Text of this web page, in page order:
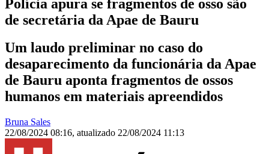
Polícia apura se fragmentos de osso são
de secretária da Apae de Bauru
Um laudo preliminar no caso do
desaparecimento da funcionária da Apae
de Bauru aponta fragmentos de ossos
humanos em materiais apreendidos
Bruna Sales
22/08/2024 08:16, atualizado 22/08/2024 11:13